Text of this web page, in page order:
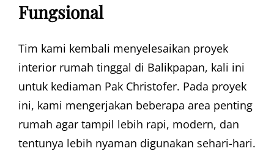
Fungsional
Tim kami kembali menyelesaikan proyek
interior rumah tinggal di Balikpapan, kali ini
untuk kediaman Pak Christofer. Pada proyek
ini, kami mengerjakan beberapa area penting
rumah agar tampil lebih rapi, modern, dan
tentunya lebih nyaman digunakan sehari-hari.